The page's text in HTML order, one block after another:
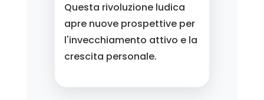
Questa rivoluzione ludica
apre nuove prospettive per
l'invecchiamento attivo e la
crescita personale.